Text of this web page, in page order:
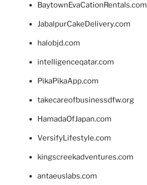
BaytownEvaCationRentals.com
JabalpurCakeDelivery.com
halobjd.com
intelligenceqatar.com
PikaPikaApp.com
takecareofbusinessdfw.org
HamadaOfJapan.com
VersifyLifestyle.com
kingscreekadventures.com
antaeuslabs.com